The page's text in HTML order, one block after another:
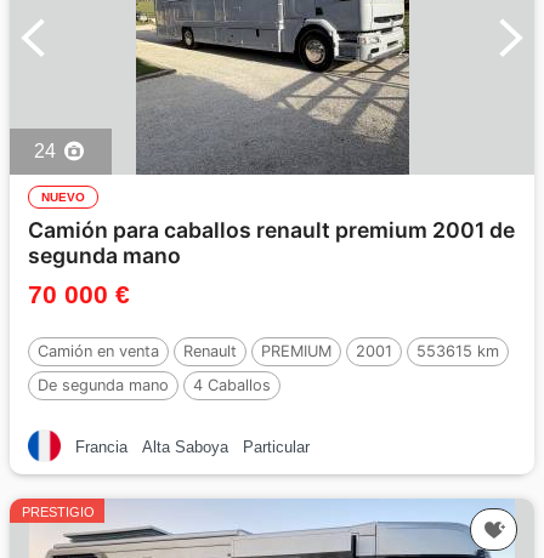
24
NUEVO
Camión para caballos renault premium 2001 de
segunda mano
70 000 €
Camión en venta Renault PREMIUM 2001
553615 km
De segunda mano
4 Caballos
Francia Alta Saboya Particular
PRESTIGIO